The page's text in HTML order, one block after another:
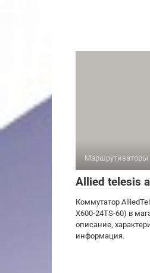
Маршрутизаторы
Allied telesis
Коммутатор
X600-24TS-60) в
описание,
информация.